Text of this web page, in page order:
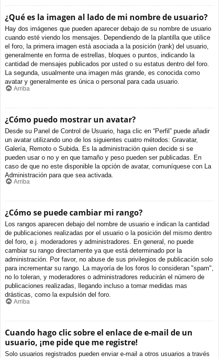
¿Qué es la imagen al lado de mi nombre de usuario?
Hay dos imágenes que pueden aparecer debajo de su nombre de usuario
cuando esté viendo los mensajes. Dependiendo de la plantilla que utilice
el foro, la primera imagen está asociada a la posición (rank) del usuario,
generalmente en forma de estrellas, bloques o puntos, indicando la
cantidad de mensajes publicados por usted o su estatus dentro del foro.
La segunda, usualmente una imagen más grande, es conocida como
avatar y generalmente es única o personal para cada usuario.
Arriba
¿Cómo puedo mostrar un avatar?
Desde su Panel de Control de Usuario, haga clic en “Perfil” puede añadir
un avatar utilizando uno de los siguientes cuatro métodos: Gravatar,
Galería, Remoto o Subida. Es la administración quien decide si se
pueden usar o no y en que tamaño y peso pueden ser publicadas. En
caso de que no este disponible la opción de avatar, comuníquese con La
Administración para que sea activada.
Arriba
¿Cómo se puede cambiar mi rango?
Los rangos aparecen debajo del nombre de usuario e indican la cantidad
de publicaciones realizadas por el usuario o la posición del mismo dentro
del foro, e.j. moderadores y administradores. En general, no puede
cambiar su rango directamente ya que está determinado por la
administración. Por favor, no abuse de sus privilegios de publicación solo
para incrementar su rango. La mayoría de los foros lo consideran "spam",
no lo toleran, y moderadores o administradores reducirán el número de
publicaciones realizadas, llegando incluso a tomar medidas mas
drásticas, como la expulsión del foro.
Arriba
Cuando hago clic sobre el enlace de e-mail de un
usuario, ¡me pide que me registre!
Solo usuarios registrados pueden enviar e-mail a otros usuarios a través